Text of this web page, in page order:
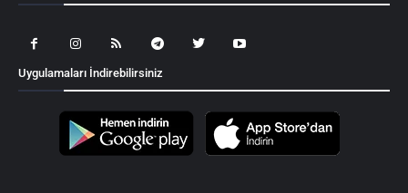
Uygulamaları İndirebilirsiniz